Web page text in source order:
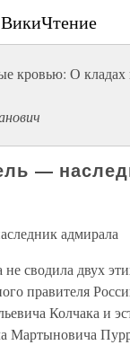
ВикиЧтение
кровью: О кладах
—
адмирала
сводила двух
правителя
Колчака и
Мартыновича